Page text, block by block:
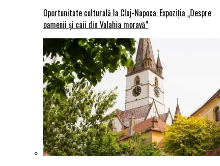
Oportunitate culturală la Cluj-Napoca: Expoziția „Despre
oamenii și caii din Valahia moravă”